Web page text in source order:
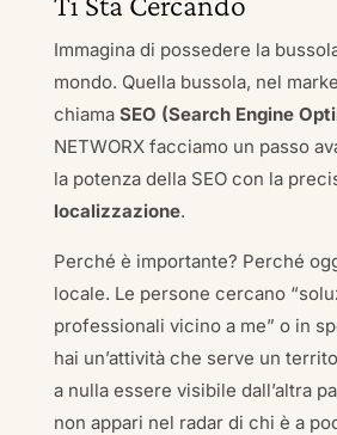
Immagina di possedere la
mondo. Quella bussola, nel
chiama SEO (Search Engine
NETWORX facciamo un passo
la potenza della SEO con la
localizzazione.
Perché è importante? Perché
locale. Le persone cercano
professionali vicino a me” o in
hai un’attività che serve un
a nulla essere visibile dall’altra
non appari nel radar di chi è a